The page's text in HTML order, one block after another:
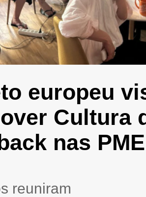
europeu
Cultura
nas PME
reuniram